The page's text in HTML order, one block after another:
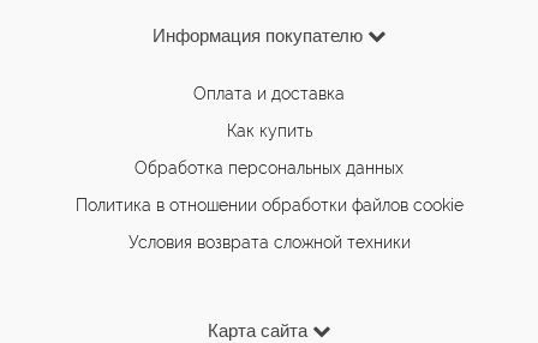
Информация покупателю
Оплата и доставка
Как купить
Обработка персональных данных
Политика в отношении обработки файлов cookie
Условия возврата сложной техники
Карта сайта